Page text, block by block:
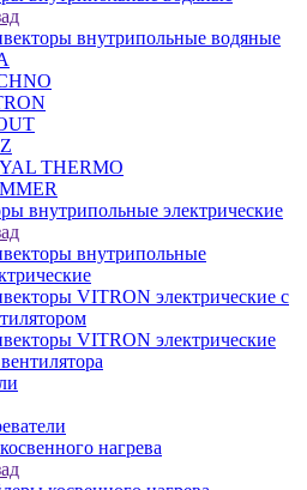
внутрипольные водяные
THERMO
внутрипольные электрические
внутрипольные
VITRON электрические с
VITRON электрические
нагрева